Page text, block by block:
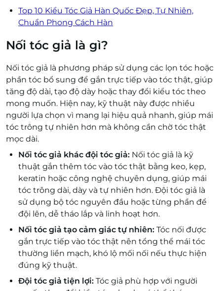
Top 10 Kiểu Tóc Giả Hàn Quốc Đẹp, Tự Nhiên,
Chuẩn Phong Cách Hàn
Nối tóc giả là gì?
Nối tóc giả là phương pháp sử dụng các lọn tóc hoặc
phần tóc bổ sung để gắn trực tiếp vào tóc thật, giúp
tăng độ dài, tạo độ dày hoặc thay đổi kiểu tóc theo
mong muốn. Hiện nay, kỹ thuật này được nhiều
người lựa chọn vì mang lại hiệu quả nhanh, giúp mái
tóc trông tự nhiên hơn mà không cần chờ tóc thật
mọc dài.
Nối tóc giả khác đội tóc giả: Nối tóc giả là kỹ
thuật gắn thêm tóc vào tóc thật bằng keo, kẹp,
keratin hoặc công nghệ chuyên dụng, giúp mái
tóc trông dài, dày và tự nhiên hơn. Đội tóc giả là
sử dụng bộ tóc nguyên đầu hoặc từng phần để
đội lên, dễ tháo lắp và linh hoạt hơn.
Nối tóc giả tạo cảm giác tự nhiên: Tóc nối được
gắn trực tiếp vào tóc thật nên tổng thể mái tóc
thường liền mạch, khó lộ mối nối nếu thực hiện
đúng kỹ thuật.
Đội tóc giả tiện lợi: Tóc giả phù hợp với người